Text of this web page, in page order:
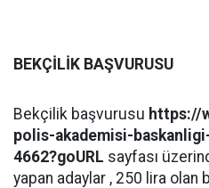
BEKÇİLİK BAŞVURUSU
Bekçilik başvurusu https://
polis-akademisi-
4662?goURL sayfası
yapan adaylar , 250 lira olan